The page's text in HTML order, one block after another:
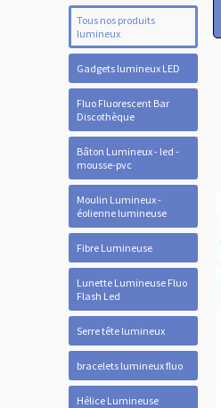
Tous nos produits
lumineux
Gadgets lumineux LED
Fluo Fluorescent Bar
Discothèque
Bâton Lumineux - led -
mousse-pvc
Moulin Lumineux -
éolienne lumineuse
Fibre Lumineuse
Lunette Lumineuse Fluo
Flash Led
Serre tête lumineux
bracelets lumineux fluo
Hélice Lumineuse